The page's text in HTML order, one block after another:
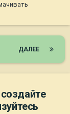
ДАЛЕЕ